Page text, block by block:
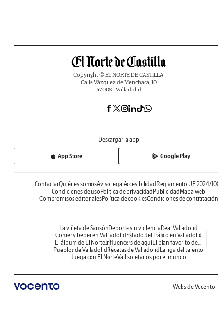
Copyright © EL NORTE DE CASTILLA
Calle Vázquez de Menchaca, 10
47008 - Valladolid
Descargar la app
App Store Google Play
ContactarQuiénes somosAviso legalAccesibilidadReglamento UE 2024/
Condiciones de usoPolítica de privacidadPublicidadMapa web
Compromisos editorialesPolítica de cookiesCondiciones de contratación
La viñeta de SansónDeporte sin violenciaReal Valladolid
Comer y beber en VallladolidEstado del tráfico en Valladolid
El álbum de El NorteInfluencers de aquíEl plan favorito de...
Pueblos de ValladolidRecetas de ValladolidLa liga del talento
Juega con El NorteVallisoletanos por el mundo
Webs de Vocento